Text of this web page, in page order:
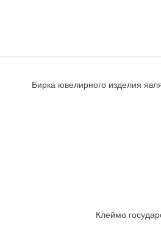
Бирка ювелирного изделия
Клеймо